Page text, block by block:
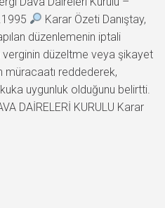
Karar Özeti Danıştay,
düzenlemenin iptali
verginin düzeltme veya şikayet
müracaatı reddederek,
uygunluk olduğunu belirtti.
DAİRELERİ KURULU Karar